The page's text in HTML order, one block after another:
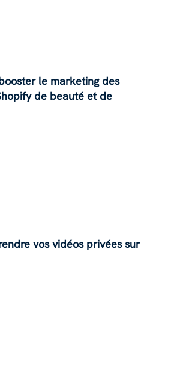
le marketing des
de beauté et de
vos vidéos privées sur